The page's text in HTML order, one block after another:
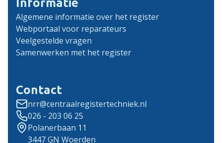
Informatie
Algemene informatie over het register
Webportaal voor reparateurs
Veelgestelde vragen
Samenwerken met het register
Contact
nrr@centraalregistertechniek.nl
026 - 203 06 25
Polanerbaan 11
3447 GN Woerden